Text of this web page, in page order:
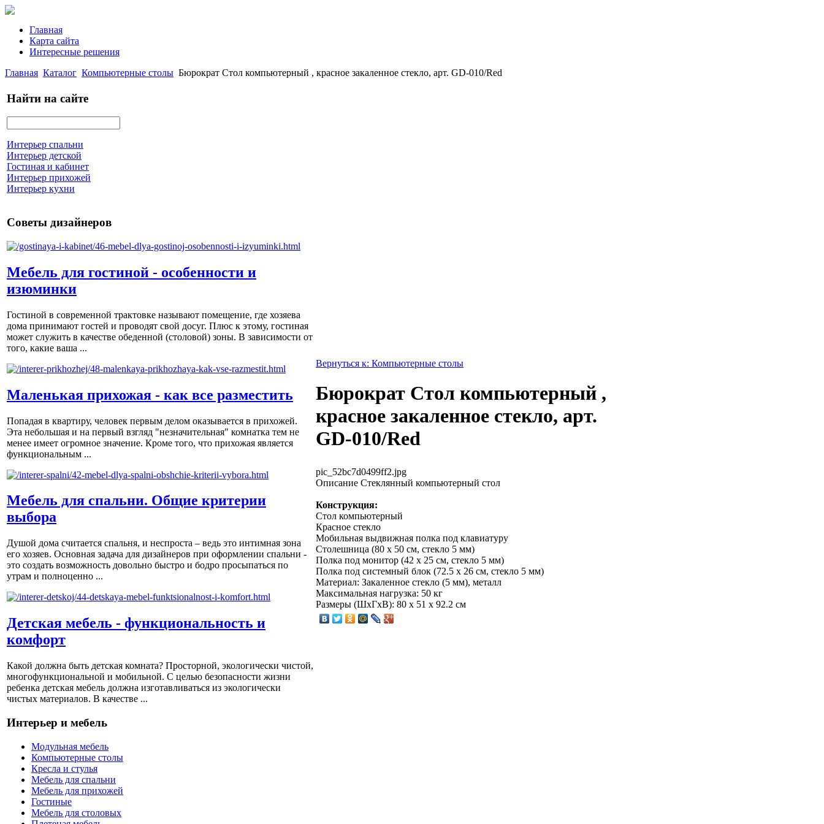
Главная
Карта сайта
Интересные решения
Главная Каталог Компьютерные столы Бюрократ Стол компьютерный , красное закаленное стекло, арт. GD-010/Red
Найти на сайте
Интерьер спальни
Интерьер детской
Гостиная и кабинет
Интерьер прихожей
Интерьер кухни
Советы дизайнеров
Мебель для гостиной - особенности и
изюминки
Гостиной в современной трактовке называют помещение, где хозяева
дома принимают гостей и проводят свой досуг. Плюс к этому, гостиная
может служить в качестве обеденной (столовой) зоны. В зависимости от
того, какие ваша ...
Маленькая прихожая - как все разместить
Попадая в квартиру, человек первым делом оказывается в прихожей.
Эта небольшая и на первый взгляд "незначительная" комнатка тем не
менее имеет огромное значение. Кроме того, что прихожая является
функциональным ...
Мебель для спальни. Общие критерии
выбора
Душой дома считается спальня, и неспроста – ведь это интимная зона
его хозяев. Основная задача для дизайнеров при оформлении спальни -
это создать возможность довольно быстро и бодро просыпаться по
утрам и полноценно ...
Детская мебель - функциональность и
комфорт
Какой должна быть детская комната? Просторной, экологически чистой,
многофункциональной и мобильной. С целью безопасности жизни
ребенка детская мебель должна изготавливаться из экологически
чистых материалов. В качестве ...
Интерьер и мебель
Модульная мебель
Компьютерные столы
Кресла и стулья
Мебель для спальни
Мебель для прихожей
Гостиные
Мебель для столовых
Вернуться к: Компьютерные столы
Бюрократ Стол компьютерный ,
красное закаленное стекло, арт.
GD-010/Red
pic_52bc7d0499ff2.jpg
Описание Стеклянный компьютерный стол
Конструкция:
Стол компьютерный
Красное стекло
Мобильная выдвижная полка под клавиатуру
Столешница (80 x 50 см, стекло 5 мм)
Полка под монитор (42 x 25 см, стекло 5 мм)
Полка под системный блок (72.5 x 26 см, стекло 5 мм)
Материал: Закаленное стекло (5 мм), металл
Максимальная нагрузка: 50 кг
Размеры (ШxГxВ): 80 x 51 x 92.2 см